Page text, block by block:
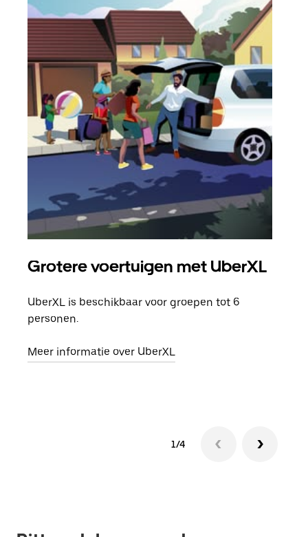
Grotere voertuigen met UberXL
UberXL is beschikbaar voor groepen tot 6
personen.
Meer informatie over UberXL
1/4